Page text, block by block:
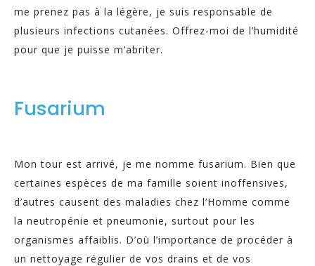
me prenez pas à la légère, je suis responsable de
plusieurs infections cutanées. Offrez-moi de l’humidité
pour que je puisse m’abriter.
Fusarium
Mon tour est arrivé, je me nomme fusarium. Bien que
certaines espèces de ma famille soient inoffensives,
d’autres causent des maladies chez l’Homme comme
la neutropénie et pneumonie, surtout pour les
organismes affaiblis. D’où l’importance de procéder à
un nettoyage régulier de vos drains et de vos